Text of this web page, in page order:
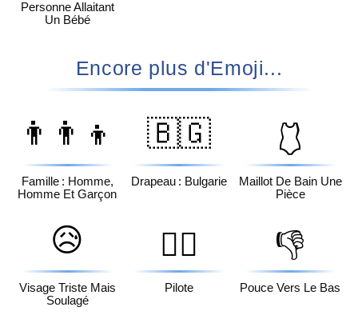
Personne Allaitant
Un Bébé
Encore plus d'Emoji...
👨‍👨‍👦
Famille : Homme,
Homme Et Garçon
🇧🇬
Drapeau : Bulgarie
🩱
Maillot De Bain Une
Pièce
😥
Visage Triste Mais
Soulagé
🧑‍✈️
Pilote
👎
Pouce Vers Le Bas